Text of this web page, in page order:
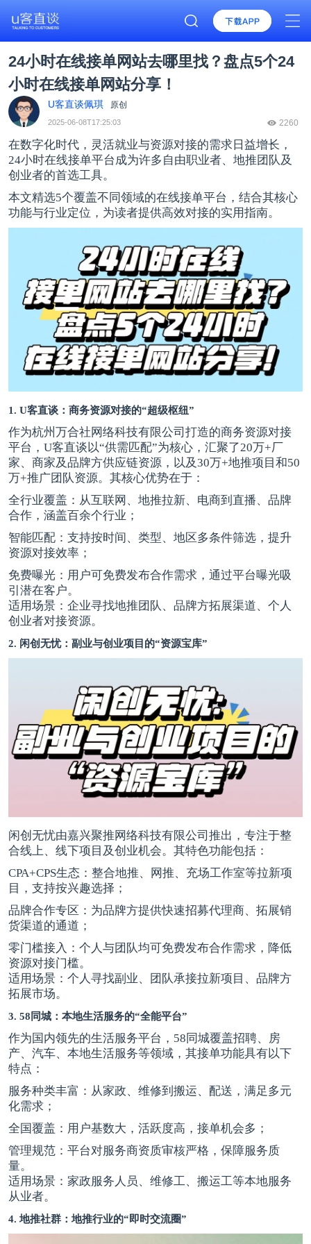
24小时在线接单网站去哪里找？盘点5个24
小时在线接单网站分享！
U客直谈佩琪 原创
2025-06-08T17:25:03 2260
在数字化时代，灵活就业与资源对接的需求日益增长，
24小时在线接单平台成为许多自由职业者、地推团队及
创业者的首选工具。
本文精选5个覆盖不同领域的在线接单平台，结合其核心
功能与行业定位，为读者提供高效对接的实用指南。
1. U客直谈 ：商务资源对接的“超级枢纽”
作为杭州万合社网络科技有限公司打造的商务资源对接
平台，U客直谈以“供需匹配”为核心，汇聚了20万+厂
家、商家及品牌方供应链资源，以及30万+地推项目和50
万+推广团队资源。其核心优势在于：
全行业覆盖：从互联网、地推拉新、电商到直播、品牌
合作，涵盖百余个行业；
智能匹配：支持按时间、类型、地区多条件筛选，提升
资源对接效率；
免费曝光：用户可免费发布合作需求，通过平台曝光吸
引潜在客户。
适用场景：企业寻找地推团队、品牌方拓展渠道、个人
创业者对接资源。
2. 闲创无忧：副业与创业项目的“资源宝库”
闲创无忧由嘉兴聚推网络科技有限公司推出，专注于整
合线上、线下项目及创业机会。其特色功能包括：
CPA+CPS生态：整合地推、网推、充场工作室等拉新项
目，支持按兴趣选择；
品牌合作专区：为品牌方提供快速招募代理商、拓展销
货渠道的通道；
零门槛接入：个人与团队均可免费发布合作需求，降低
资源对接门槛。
适用场景：个人寻找副业、团队承接拉新项目、品牌方
拓展市场。
3. 58同城：本地生活服务的“全能平台”
作为国内领先的生活服务平台，58同城覆盖招聘、房
产、汽车、本地生活服务等领域，其接单功能具有以下
特点：
服务种类丰富：从家政、维修到搬运、配送，满足多元
化需求；
全国覆盖：用户基数大，活跃度高，接单机会多；
管理规范：平台对服务商资质审核严格，保障服务质
量。
适用场景：家政服务人员、维修工、搬运工等本地服务
从业者。
4. 地推社群：地推行业的“即时交流圈”